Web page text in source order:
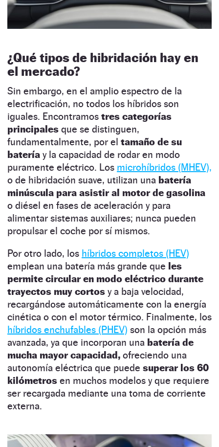
¿Qué tipos de hibridación hay en
el mercado?
Sin embargo, en el amplio espectro de la
electrificación, no todos los híbridos son
iguales. Encontramos tres categorías
principales que se distinguen,
fundamentalmente, por el tamaño de su
batería y la capacidad de rodar en modo
puramente eléctrico. Los microhíbridos (MHEV),
o de hibridación suave, utilizan una batería
minúscula para asistir al motor de gasolina
o diésel en fases de aceleración y para
alimentar sistemas auxiliares; nunca pueden
propulsar el coche por sí mismos.
Por otro lado, los híbridos completos (HEV)
emplean una batería más grande que les
permite circular en modo eléctrico durante
trayectos muy cortos y a baja velocidad,
recargándose automáticamente con la energía
cinética o con el motor térmico. Finalmente, los
híbridos enchufables (PHEV) son la opción más
avanzada, ya que incorporan una batería de
mucha mayor capacidad, ofreciendo una
autonomía eléctrica que puede superar los 60
kilómetros en muchos modelos y que requiere
ser recargada mediante una toma de corriente
externa.